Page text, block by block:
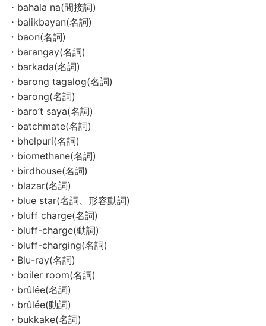
・bahala na(間接詞)
・balikbayan(名詞)
・baon(名詞)
・barangay(名詞)
・barkada(名詞)
・barong tagalog(名詞)
・barong(名詞)
・baro’t saya(名詞)
・batchmate(名詞)
・bhelpuri(名詞)
・biomethane(名詞)
・birdhouse(名詞)
・blazar(名詞)
・blue star(名詞、形容動詞)
・bluff charge(名詞)
・bluff-charge(動詞)
・bluff-charging(名詞)
・Blu-ray(名詞)
・boiler room(名詞)
・brûlée(名詞)
・brûlée(動詞)
・bukkake(名詞)